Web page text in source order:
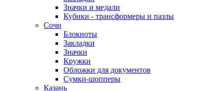
Значки и медали
Кубики - трансформеры и пазлы
Сочи
Блокноты
Закладки
Значки
Кружки
Обложки для документов
Сумки-шопперы
Казань